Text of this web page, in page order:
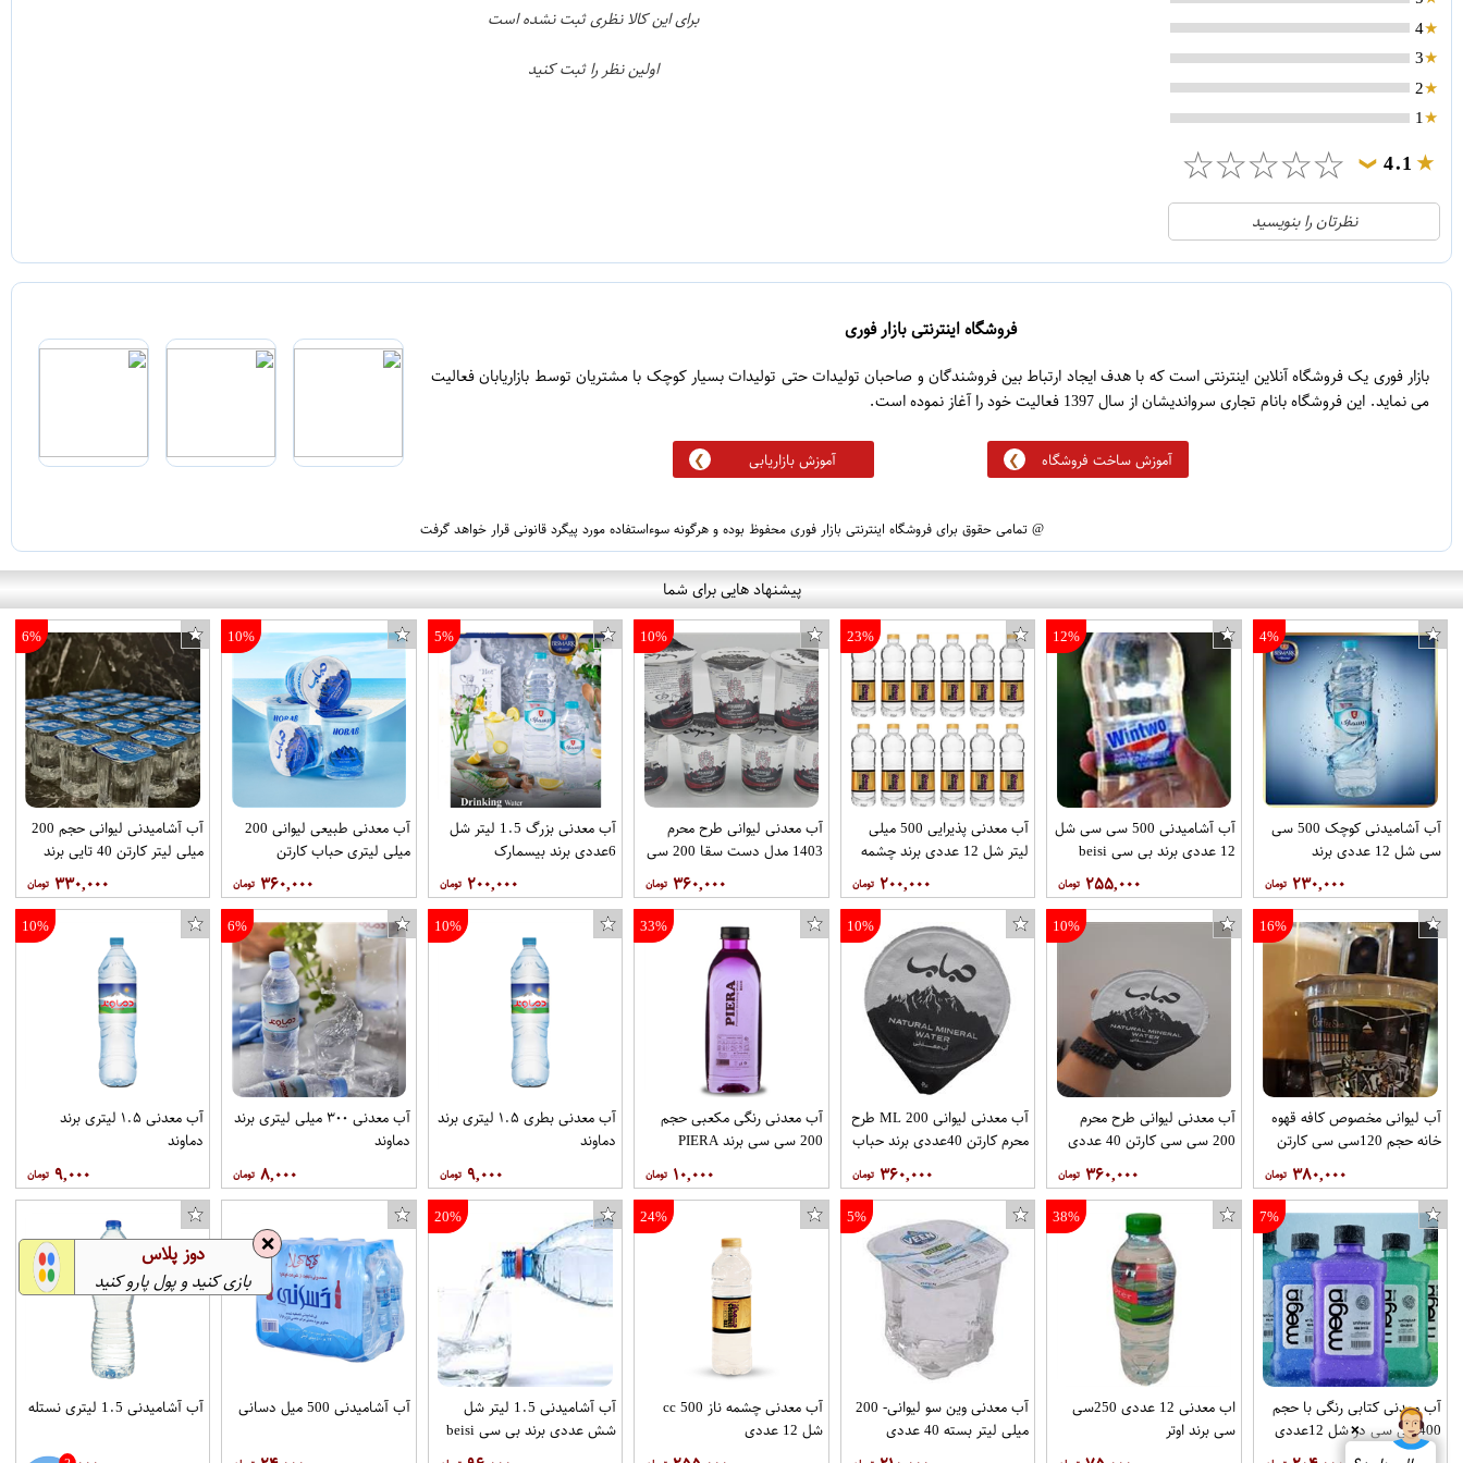
4
3
2
1
4.1
❯
☆
☆
☆
☆
☆
21
3
1
1
5
نظرتان را بنویسید
برای این کالا نظری ثبت نشده است
اولین نظر را ثبت کنید
فروشگاه اینترنتی بازار فوری
بازار فوری یک فروشگاه آنلاین اینترنتی است که با هدف ایجاد ارتباط بین فروشندگان و صاحبان تولیدات حتی تولیدات بسیار کوچک با مشتریان توسط بازاریابان فعالیت
می نماید. این فروشگاه بانام تجاری سرواندیشان از سال 1397 فعالیت خود را آغاز نموده است.
آموزش ساخت فروشگاه آموزش بازاریابی
@ تمامی حقوق برای فروشگاه اینترنتی بازار فوری محفوظ بوده و هرگونه سوءاستفاده مورد پیگرد قانونی قرار خواهد گرفت
پیشنهاد هایی برای شما
4%
آب آشامیدنی کوچک 500 سی
سی شل 12 عددی برند
۲۳۰,۰۰۰
12%
آب آشامیدنی 500 سی سی شل
12 عددی برند بی سی beisi
۲۵۵,۰۰۰
23%
آب معدنی پذیرایی 500 میلی
لیتر شل 12 عددی برند چشمه
۲۰۰,۰۰۰
10%
آب معدنی لیوانی طرح محرم
1403 مدل دست سقا 200 سی
۳۶۰,۰۰۰
5%
آب معدنی بزرگ 1.5 لیتر شل
6عددی برند بیسمارک
۲۰۰,۰۰۰
10%
آب معدنی طبیعی لیوانی 200
میلی لیتری حباب کارتن
۳۶۰,۰۰۰
6%
آب آشامیدنی لیوانی حجم 200
میلی لیتر کارتن 40 تایی برند
۳۳۰,۰۰۰
16%
آب لیوانی مخصوص کافه قهوه
خانه حجم 120سی سی کارتن
۳۸۰,۰۰۰
10%
آب معدنی لیوانی طرح محرم
200 سی سی کارتن 40 عددی
۳۶۰,۰۰۰
10%
آب معدنی لیوانی 200 ML طرح
محرم کارتن 40عددی برند حباب
۳۶۰,۰۰۰
33%
آب معدنی رنگی مکعبی حجم
200 سی سی برند PIERA
۱۰,۰۰۰
10%
آب معدنی بطری ۱.۵ لیتری برند
دماوند
۹,۰۰۰
6%
آب معدنی ۳۰۰ میلی لیتری برند
دماوند
۸,۰۰۰
10%
آب معدنی ۱.۵ لیتری برند
دماوند
۹,۰۰۰
7%
آب معدنی کتابی رنگی با حجم
400سی سی در شل 12عددی
برند مگا دریزل(mega drizzle )
38%
اب معدنی 12 عددی 250سی
سی برند اوتر
5%
آب معدنی وین سو لیوانی- 200
میلی لیتر بسته 40 عددی
24%
آب معدنی چشمه ناز 500 cc
شل 12 عددی
20%
آب آشامیدنی 1.5 لیتر شل
شش عددی برند بی سی beisi
آب آشامیدنی 500 میل دسانی آب آشامیدنی 1.5 لیتری نستله
❌
❌ دوز پلاس
بازی کنید و پول پارو کنید